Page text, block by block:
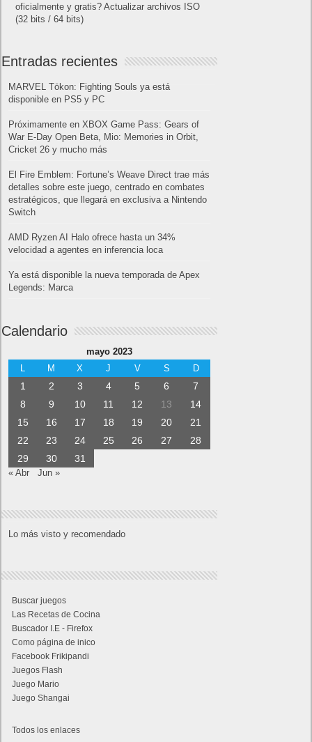
oficialmente y gratis? Actualizar archivos ISO
(32 bits / 64 bits)
Entradas recientes
MARVEL Tōkon: Fighting Souls ya está
disponible en PS5 y PC
Próximamente en XBOX Game Pass: Gears of
War E-Day Open Beta, Mio: Memories in Orbit,
Cricket 26 y mucho más
El Fire Emblem: Fortune’s Weave Direct trae más
detalles sobre este juego, centrado en combates
estratégicos, que llegará en exclusiva a Nintendo
Switch
AMD Ryzen AI Halo ofrece hasta un 34%
velocidad a agentes en inferencia loca
Ya está disponible la nueva temporada de Apex
Legends: Marca
Calendario
mayo 2023
L
M X J V S D
1 2 3 4 5 6
7
8
9 10 11 12 13
14
15
16 17 18 19 20
21
22
23 24 25 26 27
28
29
30 31
« Abr Jun »
Lo más visto y recomendado
Buscar juegos
Las Recetas de Cocina
Buscador I.E - Firefox
Como página de inico
Facebook Frikipandi
Juegos Flash
Juego Mario
Juego Shangai
Todos los enlaces